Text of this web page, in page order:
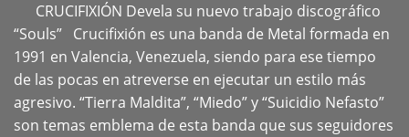
CRUCIFIXIÓN Devela su nuevo trabajo discográfico
“Souls” Crucifixión es una banda de Metal formada en
1991 en Valencia, Venezuela, siendo para ese tiempo
de las pocas en atreverse en ejecutar un estilo más
agresivo. “Tierra Maldita”, “Miedo” y “Suicidio Nefasto”
son temas emblema de esta banda que sus seguidores
+